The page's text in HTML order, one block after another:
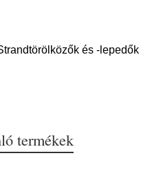
és -lepedők
termékek